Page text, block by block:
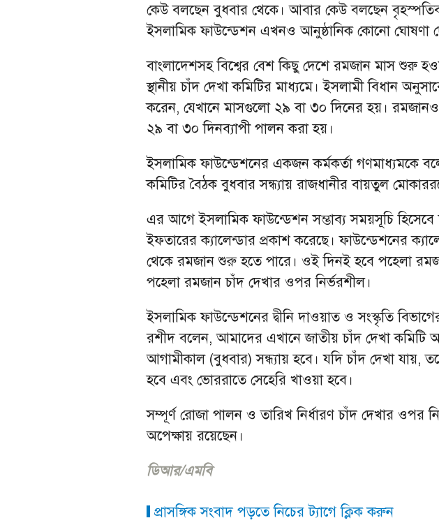
কেউ বলছেন বুধবার থেকে। আবার কেউ বলছেন
ইসলামিক ফাউন্ডেশন এখনও আনুষ্ঠানিক কোনো ঘোষণা
বাংলাদেশসহ বিশ্বের বেশ কিছু দেশে রমজান মাস শুরু
স্থানীয় চাঁদ দেখা কমিটির মাধ্যমে। ইসলামী বিধান
করেন, যেখানে মাসগুলো ২৯ বা ৩০ দিনের হয়।
২৯ বা ৩০ দিনব্যাপী পালন করা হয়।
ইসলামিক ফাউন্ডেশনের একজন কর্মকর্তা গণমাধ্যমকে
কমিটির বৈঠক বুধবার সন্ধ্যায় রাজধানীর বায়তুল
এর আগে ইসলামিক ফাউন্ডেশন সম্ভাব্য সময়সূচি হিসেবে
ইফতারের ক্যালেন্ডার প্রকাশ করেছে। ফাউন্ডেশনের
থেকে রমজান শুরু হতে পারে। ওই দিনই হবে পহেলা
পহেলা রমজান চাঁদ দেখার ওপর নির্ভরশীল।
ইসলামিক ফাউন্ডেশনের দ্বীনি দাওয়াত ও সংস্কৃতি
রশীদ বলেন, আমাদের এখানে জাতীয় চাঁদ দেখা কমিটি
আগামীকাল (বুধবার) সন্ধ্যায় হবে। যদি চাঁদ দেখা যায়,
হবে এবং ভোররাতে সেহেরি খাওয়া হবে।
সম্পূর্ণ রোজা পালন ও তারিখ নির্ধারণ চাঁদ দেখার ওপর
অপেক্ষায় রয়েছেন।
ডিআর/এমবি
প্রাসঙ্গিক সংবাদ পড়তে নিচের ট্যাগে ক্লিক করুন